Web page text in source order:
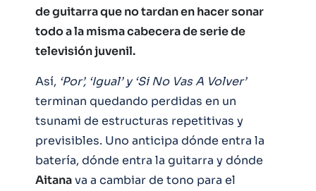
de guitarra que no tardan en hacer sonar
todo a la misma cabecera de serie de
televisión juvenil.
Así, ‘Por’, ‘Igual’ y ‘Si No Vas A Volver’
terminan quedando perdidas en un
tsunami de estructuras repetitivas y
previsibles. Uno anticipa dónde entra la
batería, dónde entra la guitarra y dónde
Aitanava a cambiar de tono para el